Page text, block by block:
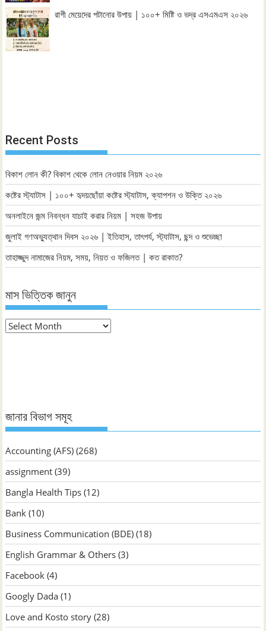
রাগী মেয়েদের পটানোর উপায় | ১০০+ মিষ্টি ও ভদ্র এসএমএস ২০২৬
Recent Posts
বিকাশ লোন কী? বিকাশ থেকে লোন নেওয়ার নিয়ম ২০২৬
কষ্টের স্ট্যাটাস | ১০০+ হৃদয়ছোঁয়া কষ্টের স্ট্যাটাস, ক্যাপশন ও উক্তি ২০২৬
অনলাইনে জন্ম নিবন্ধন যাচাই করার নিয়ম | সহজ উপায়
জুলাই গণঅভ্যুত্থান দিবস ২০২৬ | ইতিহাস, তাৎপর্য, স্ট্যাটাস, ছন্দ ও শুভেচ্ছা
তাহাজ্জুদ নামাজের নিয়ম, সময়, নিয়ত ও ফজিলত | কত রাকাত?
মাস ভিত্তিক জানুন
মাস
জানার বিভাগ সমূহ
Accounting (AFS) (268)
assignment (39)
Bangla Health Tips (12)
Bank (10)
Business Communication (BDE) (18)
English Grammar & Others (3)
Facebook (4)
Googly Dada (1)
Love and Kosto story (28)